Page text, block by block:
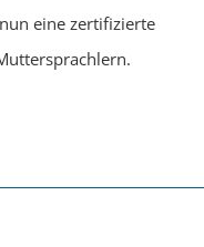
eine zertifizierte